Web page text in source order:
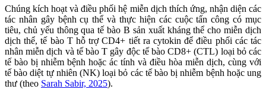
Chúng kích hoạt và điều phối hệ miễn dịch thích ứng, nhận diện các
tác nhân gây bệnh cụ thể và thực hiện các cuộc tấn công có mục
tiêu, chủ yếu thông qua tế bào B sản xuất kháng thể cho miễn dịch
dịch thể, tế bào T hỗ trợ CD4+ tiết ra cytokin để điều phối các tác
nhân miễn dịch và tế bào T gây độc tế bào CD8+ (CTL) loại bỏ các
tế bào bị nhiễm bệnh hoặc ác tính và điều hòa miễn dịch, cùng với
tế bào diệt tự nhiên (NK) loại bỏ các tế bào bị nhiễm bệnh hoặc ung
thư (theo Sarah Sabir, 2025).